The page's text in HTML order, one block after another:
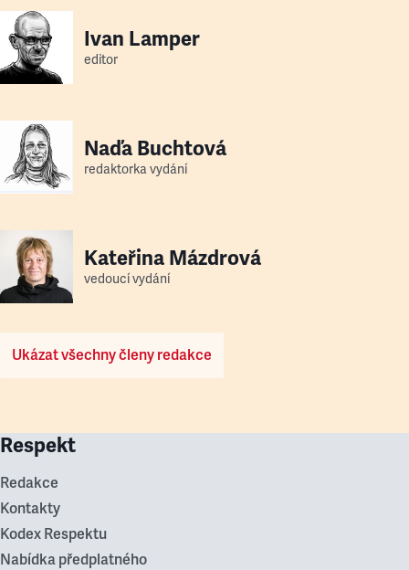
Ivan Lamper
editor
Naďa Buchtová
redaktorka vydání
Kateřina Mázdrová
vedoucí vydání
Ukázat všechny členy redakce
Respekt
Redakce
Kontakty
Kodex Respektu
Nabídka předplatného